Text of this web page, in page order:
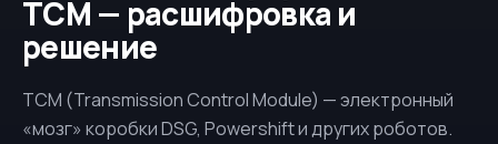
TCM — расшифровка и
решение
TCM (Transmission Control Module) — электронный
«мозг» коробки DSG, Powershift и других роботов.